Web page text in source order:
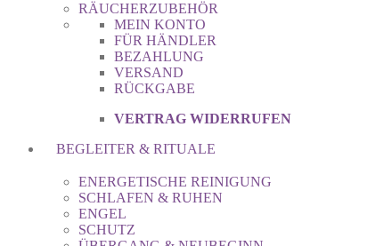
RÄUCHERZUBEHÖR
MEIN KONTO
FÜR HÄNDLER
BEZAHLUNG
VERSAND
RÜCKGABE
VERTRAG WIDERRUFEN
BEGLEITER & RITUALE
ENERGETISCHE REINIGUNG
SCHLAFEN & RUHEN
ENGEL
SCHUTZ